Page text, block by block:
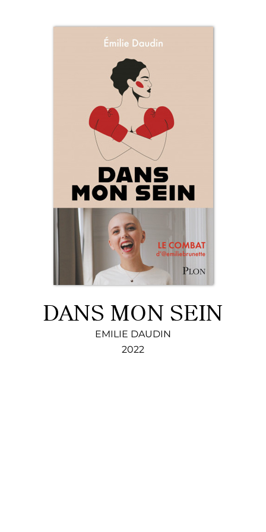
DANS MON SEIN
EMILIE DAUDIN
2022